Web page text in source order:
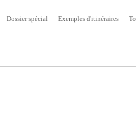
Dossier spécial Exemples d'itinéraires